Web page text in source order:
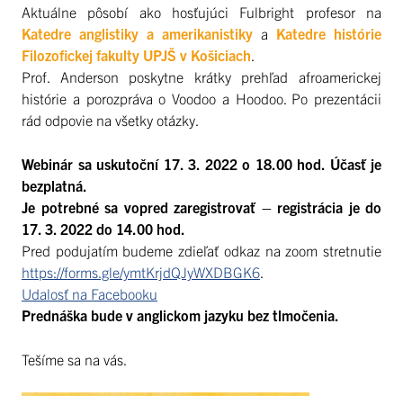
Aktuálne pôsobí ako hosťujúci Fulbright profesor na
Katedre anglistiky a amerikanistiky a Katedre histórie
Filozofickej fakulty UPJŠ v Košiciach
Prof. Anderson poskytne krátky prehľad afroamerickej
histórie a porozpráva o Voodoo a Hoodoo. Po prezentácii
rád odpovie na všetky otázky.
Webinár sa uskutoční 17. 3. 2022 o 18.00 hod. Účasť je
bezplatná.
Je potrebné sa vopred zaregistrovať – registrácia je do
17. 3. 2022 do 14.00 hod.
Pred podujatím budeme zdieľať odkaz na zoom stretnutie
https://forms.gle/ymtKrjdQJyWXDBGK6
Udalosť na Facebooku
Prednáška bude v anglickom jazyku bez tlmočenia.
Tešíme sa na vás.